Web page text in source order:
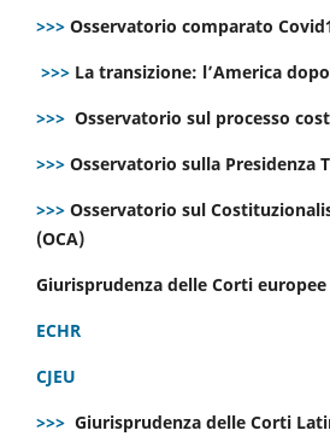
>>> Osservatorio comparato
>>> La transizione: l’America
>>> Osservatorio sul processo
>>> Osservatorio sulla Presidenza
>>> Osservatorio sul
(OCA)
Giurisprudenza delle Corti europee
ECHR
CJEU
>>> Giurisprudenza delle Corti